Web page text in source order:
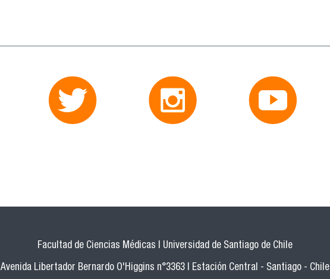
Facultad de Ciencias Médicas | Universidad de Santiago de Chile
Avenida Libertador Bernardo O'Higgins n°3363 | Estación Central - Santiago - Chile